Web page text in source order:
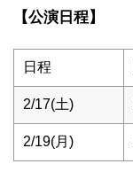
【公演日程】
日程
2/17(土)
2/19(月)